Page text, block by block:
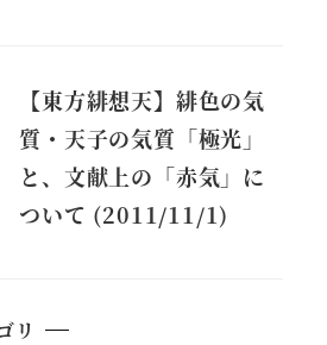
【東方緋想天】緋色の気
質・天子の気質「極光」
と、文献上の「赤気」に
ついて (2011/11/1)
リ